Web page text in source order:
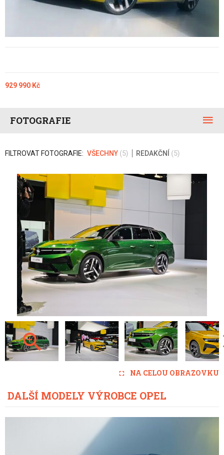
929 990 Kč
FOTOGRAFIE
FILTROVAT FOTOGRAFIE: VŠECHNY (5) REDAKČNÍ (5)
NA CELOU OBRAZOVKU
DALŠÍ MODELY VÝROBCE OPEL